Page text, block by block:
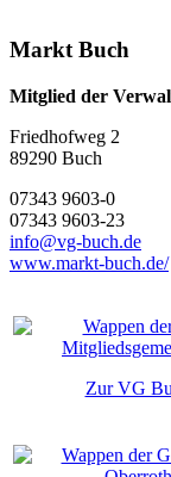
Markt Buch
Mitglied der
Friedhofweg 2
89290 Buch
07343 9603-0
07343 9603-23
info@vg-buch.de
www.markt-buch.de/
Zur VG